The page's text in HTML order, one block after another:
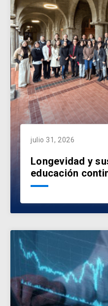
julio 31, 2026
Longevidad y
educación